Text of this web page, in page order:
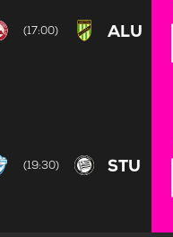
(17:00) ALU
(19:30) STU